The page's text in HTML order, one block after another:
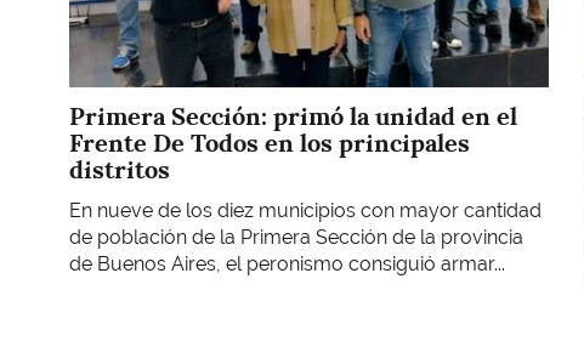
Primera Sección: primó la unidad en el
Frente De Todos en los principales
distritos
En nueve de los diez municipios con mayor cantidad
de población de la Primera Sección de la provincia
de Buenos Aires, el peronismo consiguió armar...